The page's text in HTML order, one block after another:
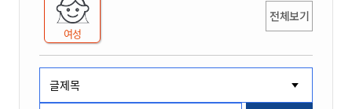
여성
전체보기